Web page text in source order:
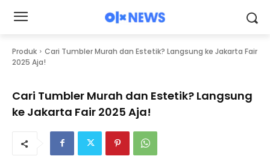
Produk
Cari Tumbler Murah dan Estetik? Langsung ke Jakarta Fair
2025 Aja!
Cari Tumbler Murah dan Estetik? Langsung
ke Jakarta Fair 2025 Aja!